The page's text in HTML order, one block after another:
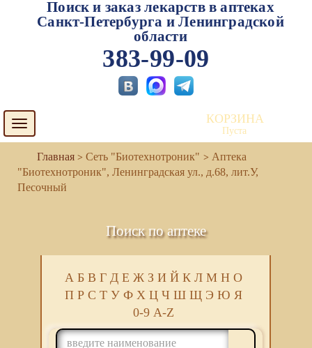
Поиск и заказ лекарств в аптеках
Санкт-Петербурга и Ленинградской
области
383-99-09
Toggle
navigation
КОРЗИНА
Пуста
Сеть "Биотехнотроник"
Аптека
"Биотехнотроник", Ленинградская ул., д.68, лит.У,
Песочный
Поиск по аптеке
А Б В Г Д Е Ж З И Й К Л М Н О
П Р С Т У Ф Х Ц Ч Ш Щ Э Ю Я
0-9 A-Z